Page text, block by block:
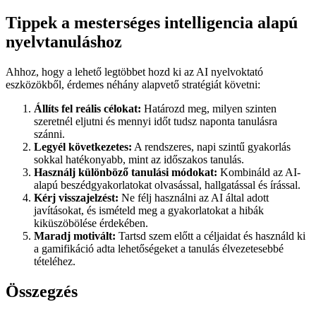
Tippek a mesterséges intelligencia alapú
nyelvtanuláshoz
Ahhoz, hogy a lehető legtöbbet hozd ki az AI nyelvoktató
eszközökből, érdemes néhány alapvető stratégiát követni:
Állíts fel reális célokat: Határozd meg, milyen szinten
szeretnél eljutni és mennyi időt tudsz naponta tanulásra
szánni.
Legyél következetes: A rendszeres, napi szintű gyakorlás
sokkal hatékonyabb, mint az időszakos tanulás.
Használj különböző tanulási módokat: Kombináld az AI-
alapú beszédgyakorlatokat olvasással, hallgatással és írással.
Kérj visszajelzést: Ne félj használni az AI által adott
javításokat, és ismételd meg a gyakorlatokat a hibák
kiküszöbölése érdekében.
Maradj motivált: Tartsd szem előtt a céljaidat és használd ki
a gamifikáció adta lehetőségeket a tanulás élvezetesebbé
tételéhez.
Összegzés